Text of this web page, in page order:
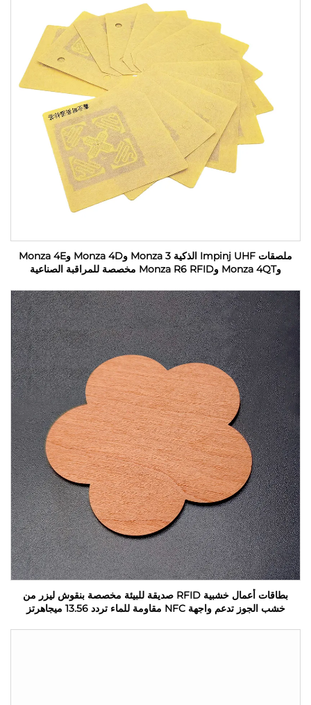
ملصقات Impinj UHF الذكية Monza 3 وMonza 4D وMonza 4E
وMonza 4QT وMonza R6 RFID مخصصة للمراقبة الصناعية
بطاقات أعمال خشبية RFID صديقة للبيئة مخصصة بنقوش ليزر من
خشب الجوز تدعم واجهة NFC مقاومة للماء تردد 13.56 ميجاهرتز